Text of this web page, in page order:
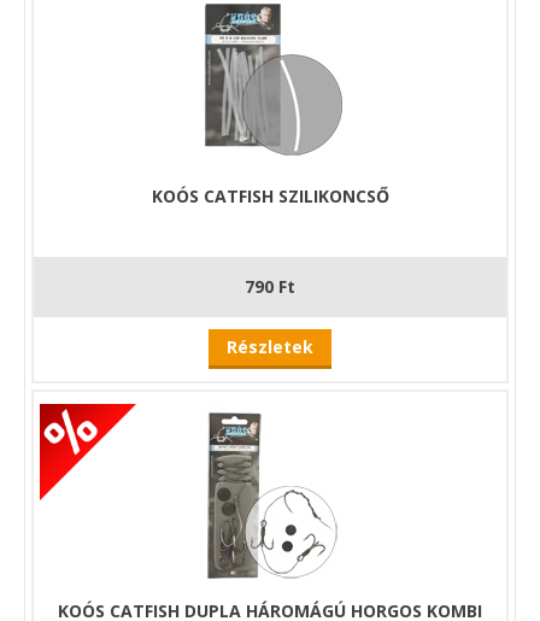
KOÓS CATFISH SZILIKONCSŐ
790 Ft
Részletek
KOÓS CATFISH DUPLA HÁROMÁGÚ HORGOS KOMBI